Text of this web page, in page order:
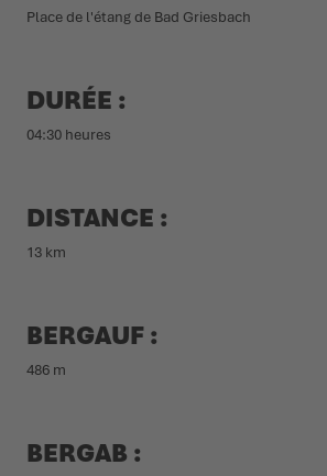
Place de l'étang de Bad Griesbach
DURÉE :
04:30 heures
DISTANCE :
13 km
BERGAUF :
486 m
BERGAB :